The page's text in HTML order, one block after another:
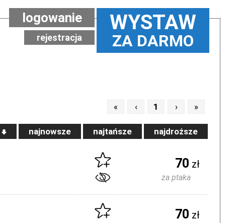
WYSTAW
ZA DARMO
logowanie
rejestracja
« ‹ 1 › »
najnowsze najtańsze najdroższe
70 zł
za ptaka
70 zł